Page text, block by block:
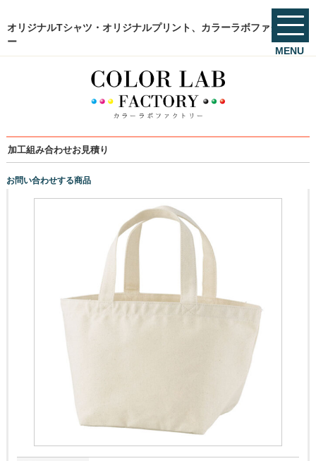
オリジナルTシャツ・オリジナルプリント、カラーラボファクトリ
ー
MENU
加工組み合わせお見積り
お問い合わせする商品